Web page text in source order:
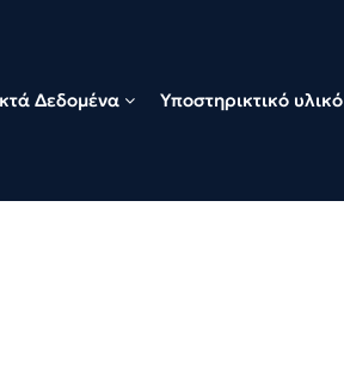
Δεδομένα Υποστηρικτικό υλικό